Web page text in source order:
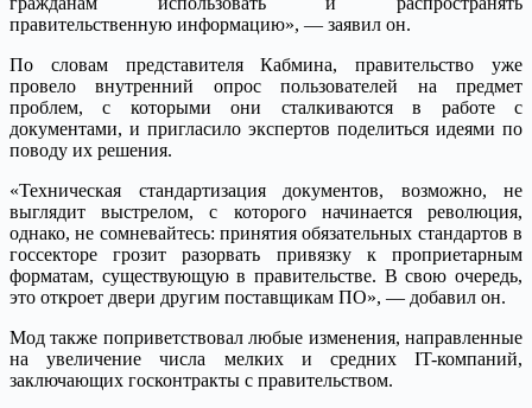
правительственную информацию», — заявил он.
По словам представителя Кабмина, правительство уже
провело внутренний опрос пользователей на предмет
проблем, с которыми они сталкиваются в работе с
документами, и пригласило экспертов поделиться идеями по
поводу их решения.
«Техническая стандартизация документов, возможно, не
выглядит выстрелом, с которого начинается революция,
однако, не сомневайтесь: принятия обязательных стандартов в
госсекторе грозит разорвать привязку к проприетарным
форматам, существующую в правительстве. В свою очередь,
это откроет двери другим поставщикам ПО», — добавил он.
Мод также поприветствовал любые изменения, направленные
на увеличение числа мелких и средних IT-компаний,
заключающих госконтракты с правительством.